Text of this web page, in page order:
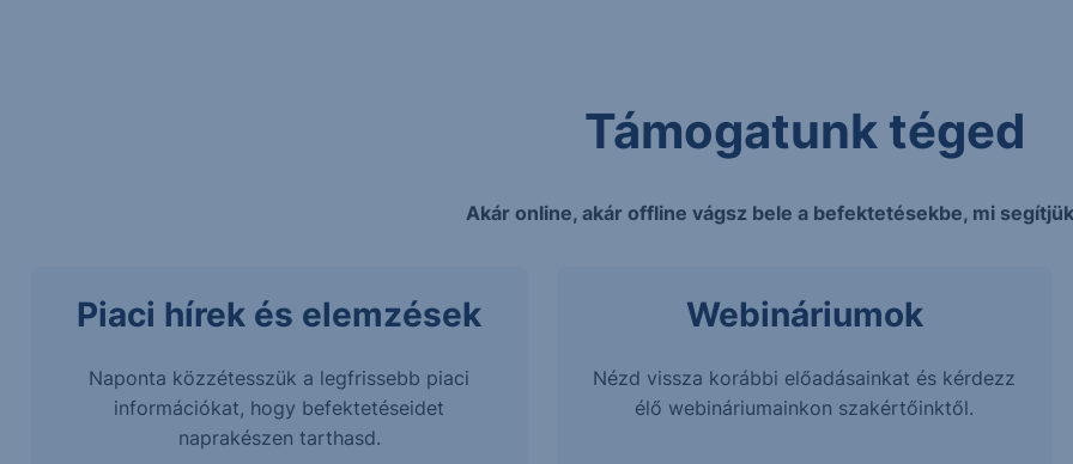
Támogatunk téged
Akár online, akár offline vágsz bele a befektetésekbe, mi
Piaci hírek és elemzések
Naponta közzétesszük a legfrissebb piaci
információkat, hogy befektetéseidet
naprakészen tarthasd.
Webináriumok
Nézd vissza korábbi előadásainkat és kérdezz
élő webináriumainkon szakértőinktől.